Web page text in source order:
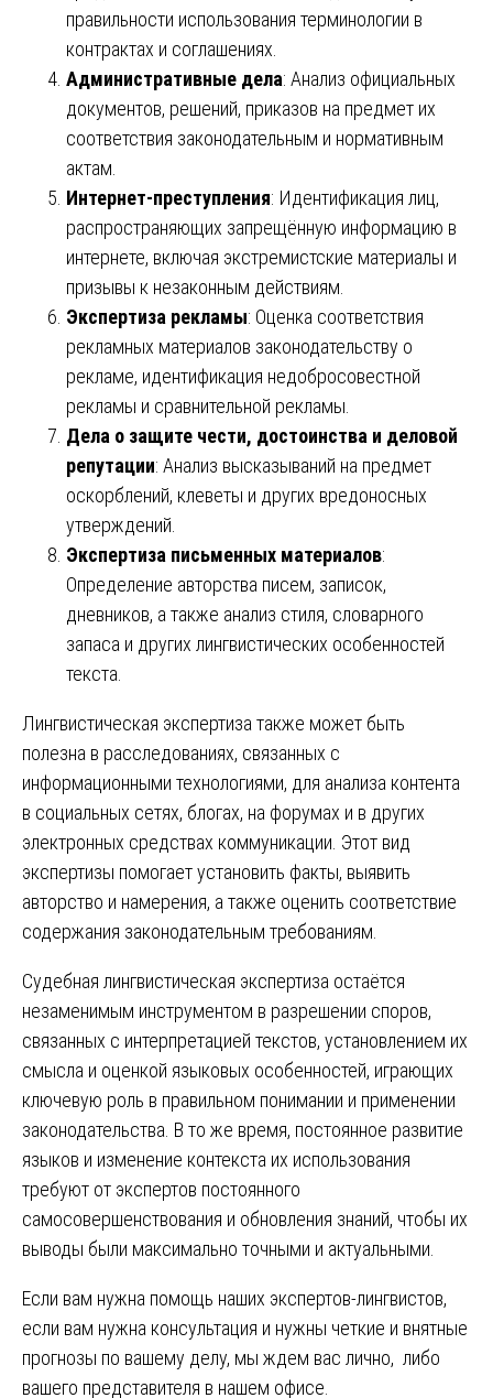
правильности использования терминологии в
контрактах и соглашениях.
Административные дела: Анализ официальных
документов, решений, приказов на предмет их
соответствия законодательным и нормативным
актам.
Интернет-преступления: Идентификация лиц,
распространяющих запрещённую информацию в
интернете, включая экстремистские материалы и
призывы к незаконным действиям.
Экспертиза рекламы: Оценка соответствия
рекламных материалов законодательству о
рекламе, идентификация недобросовестной
рекламы и сравнительной рекламы.
Дела о защите чести, достоинства и деловой
репутации: Анализ высказываний на предмет
оскорблений, клеветы и других вредоносных
утверждений.
Экспертиза письменных материалов:
Определение авторства писем, записок,
дневников, а также анализ стиля, словарного
запаса и других лингвистических особенностей
текста.
Лингвистическая экспертиза также может быть
полезна в расследованиях, связанных с
информационными технологиями, для анализа контента
в социальных сетях, блогах, на форумах и в других
электронных средствах коммуникации. Этот вид
экспертизы помогает установить факты, выявить
авторство и намерения, а также оценить соответствие
содержания законодательным требованиям.
Судебная лингвистическая экспертиза остаётся
незаменимым инструментом в разрешении споров,
связанных с интерпретацией текстов, установлением их
смысла и оценкой языковых особенностей, играющих
ключевую роль в правильном понимании и применении
законодательства. В то же время, постоянное развитие
языков и изменение контекста их использования
требуют от экспертов постоянного
самосовершенствования и обновления знаний, чтобы их
выводы были максимально точными и актуальными.
Если вам нужна помощь наших экспертов-лингвистов,
если вам нужна консультация и нужны четкие и внятные
прогнозы по вашему делу, мы ждем вас лично, либо
вашего представителя в нашем офисе.